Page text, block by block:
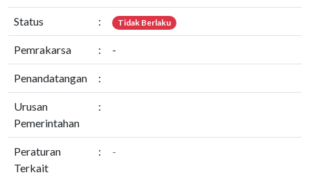
Status : Tidak Berlaku
Pemrakarsa : -
Penandatangan :
Urusan
Pemerintahan
:
Peraturan
Terkait
: -